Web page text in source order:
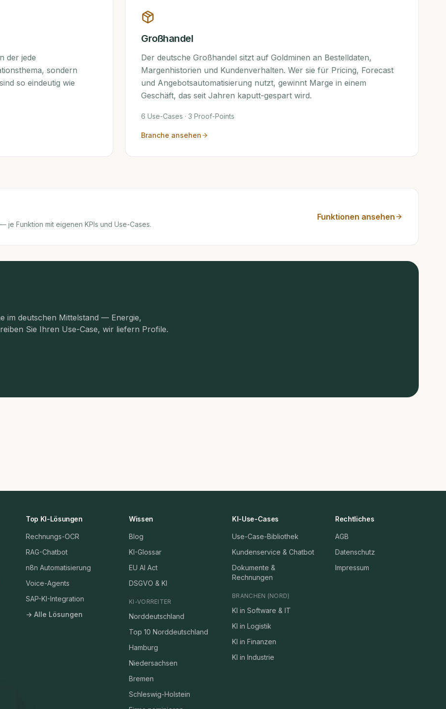
der jede
sondern
so eindeutig wie
Großhandel
Der deutsche Großhandel sitzt auf Goldminen an Bestelldaten,
Margenhistorien und Kundenverhalten. Wer sie für Pricing, Forecast
und Angebotsautomatisierung nutzt, gewinnt Marge in einem
Geschäft, das seit Jahren kaputt-gespart wird.
6 Use-Cases · 3 Proof-Points
Branche ansehen
je Funktion mit eigenen KPIs und Use-Cases.
Funktionen ansehen
im deutschen Mittelstand — Energie,
Sie Ihren Use-Case, wir liefern Profile.
Top KI-Lösungen
Rechnungs-OCR
RAG-Chatbot
n8n Automatisierung
Voice-Agents
SAP-KI-Integration
→ Alle Lösungen
Wissen
Blog
KI-Glossar
EU AI Act
DSGVO & KI
KI-VORREITER
Norddeutschland
Top 10 Norddeutschland
Hamburg
Niedersachsen
Bremen
Schleswig-Holstein
KI-Use-Cases
Use-Case-Bibliothek
Kundenservice & Chatbot
Dokumente &
Rechnungen
BRANCHEN (NORD)
KI in Software & IT
KI in Logistik
KI in Finanzen
KI in Industrie
Rechtliches
AGB
Datenschutz
Impressum